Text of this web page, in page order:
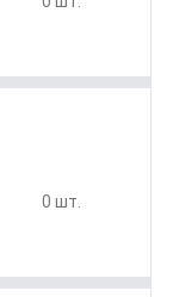
0 шт.